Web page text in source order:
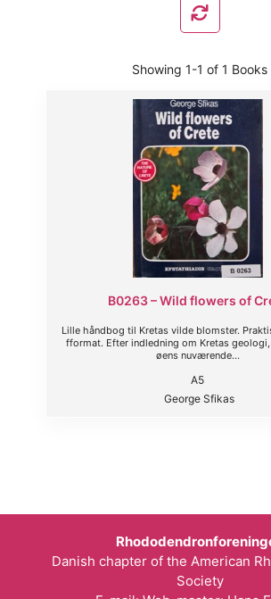
Showing 1-1 of 1 Books
B0263 – Wild flowers of
Lille håndbog til Kretas vilde blomster.
fformat. Efter indledning om Kretas
øens nuværende...
A5
George Sfikas
Danish chapter of the American
Society